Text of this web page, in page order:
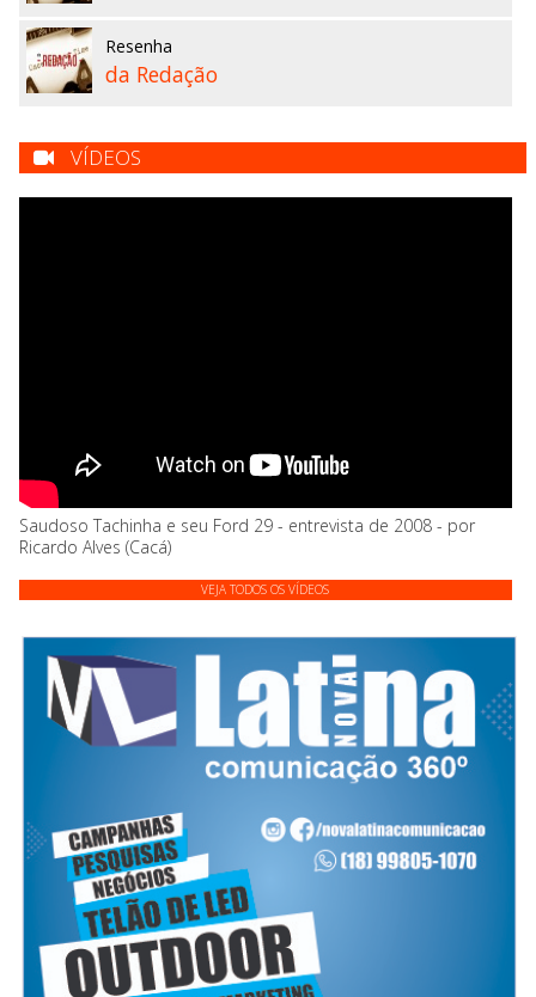
Resenha
da Redação
VÍDEOS
Saudoso Tachinha e seu Ford 29 - entrevista de 2008 - por
Ricardo Alves (Cacá)
VEJA TODOS OS VÍDEOS